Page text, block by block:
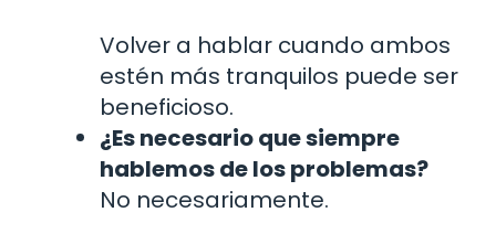
Volver a hablar cuando ambos
estén más tranquilos puede ser
beneficioso.
¿Es necesario que siempre
hablemos de los problemas?
No necesariamente.